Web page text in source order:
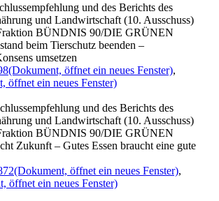
und des Berichts des
und Landwirtschaft (10. Ausschuss)
BÜNDNIS 90/DIE GRÜNEN
beim Tierschutz beenden –
umsetzen
(Dokument, öffnet ein neues Fenster),
öffnet ein neues Fenster)
und des Berichts des
und Landwirtschaft (10. Ausschuss)
BÜNDNIS 90/DIE GRÜNEN
Zukunft – Gutes Essen braucht eine gute
(Dokument, öffnet ein neues Fenster),
öffnet ein neues Fenster)